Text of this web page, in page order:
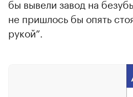
бы вывели завод на
не пришлось бы опять
рукой”.